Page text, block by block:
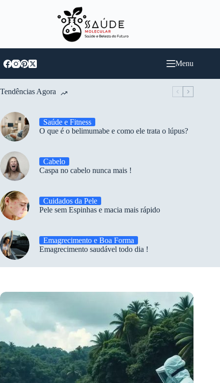
Menu
Tendências Agora
Saúde e Fitness
O que é o belimumabe e como ele trata o lúpus?
Cabelo
Caspa no cabelo nunca mais !
Cuidados da Pele
Pele sem Espinhas e macia mais rápido
Emagrecimento e Boa Forma
Emagrecimento saudável todo dia !